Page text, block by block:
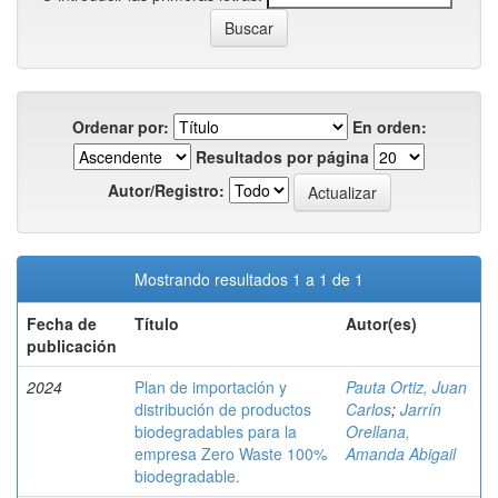
Ordenar por:
En orden:
Resultados por página
Autor/Registro:
Mostrando resultados 1 a 1 de 1
Fecha de
publicación
Título Autor(es)
2024
Plan de importación y
distribución de productos
biodegradables para la
empresa Zero Waste 100%
biodegradable.
Pauta Ortiz, Juan
Carlos; Jarrín
Orellana,
Amanda Abigail